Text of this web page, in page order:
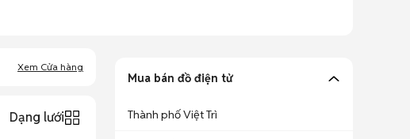
Xem Cửa hàng
Dạng lưới
Mua bán đồ điện tử
Thành phố Việt Trì